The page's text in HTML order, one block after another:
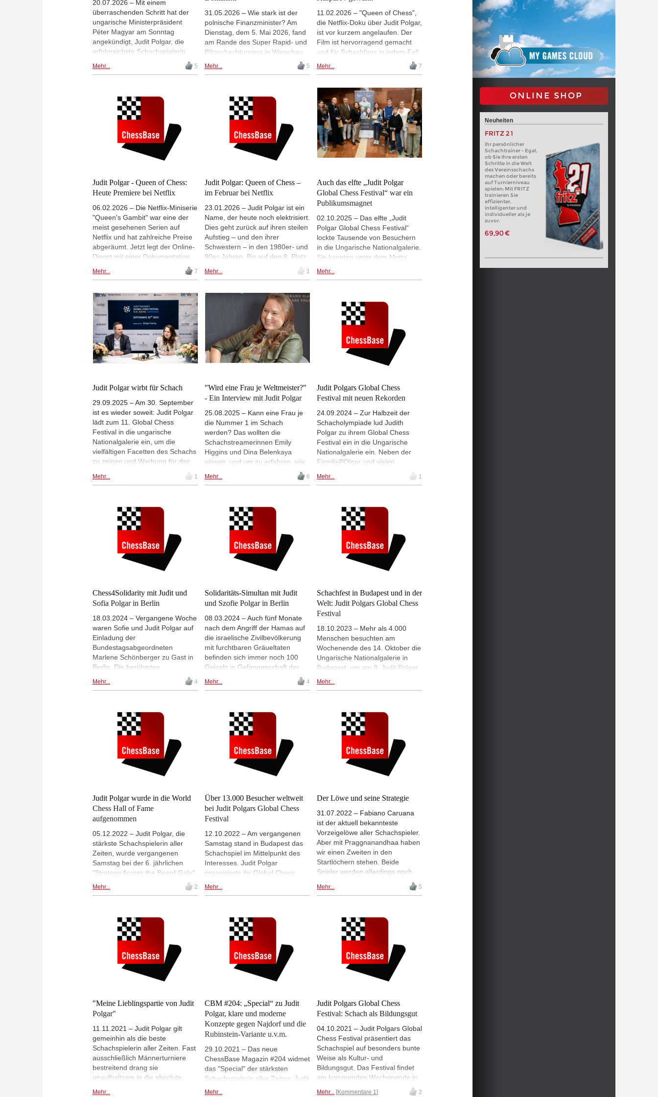
20.07.2026 – Mit einem
überraschenden Schritt hat der
ungarische Ministerpräsident
Péter Magyar am Sonntag
angekündigt, Judit Polgar, die
erfolgreichste Schachspielerin
Interimspräsidentin
einen Verfassungszusatz
unterzeichnet, der seine Amtszeit
als Staatsoberhaupt beendet. |
Foto: Judit Polgars Facebook-
Mehr... 5
31.05.2026 – Wie stark ist der
polnische Finanzminister? Am
Dienstag, dem 5. Mai 2026, fand
am Rande des Super Rapid- und
Blitzschachturniers in Warschau
statt. Der polnische Finanz- und
Judit Polgar. Sie erörterten, wie
Schach für alle zugänglich
gemacht werden kann. Im
Anschluss an das Gespräch
spielten sie eine Partie. Sehen
Sie sich die Begegnung an und
überzeugen Sie sich selbst von
ChessBase India
Mehr... 5
11.02.2026 – "Queen of Chess",
die Netflix-Doku über Judit Polgar,
ist vor kurzem angelaufen. Der
Film ist hervorragend gemacht
und für Schachfans in jedem Fall
erinnert der Film an einen
in Linares 1994 ereignet hat, in
der ersten Partie, die Polgar und
Kasparov je gegeneinander
gespielt haben. | Foto:Judit
Polgar Chess Foundation
Mehr... 7
Judit Polgar - Queen of Chess:
Heute Premiere bei Netflix
06.02.2026 – Die Netflix-Miniserie
"Queen's Gambit" war eine der
meist gesehenen Serien auf
Netflix und hat zahlreiche Preise
abgeräumt. Jetzt legt der Online-
Dienst mit einer Dokumentation
Judit Polgar war in der wirklichen
Harmon in der Serie darstellte -
eine Königin des Schachs. Heute
ist bei Netflix Premiere der
Dokumentation. | Fotos:
Screenshots Netflix
Mehr... 7
Judit Polgar: Queen of Chess –
im Februar bei Netflix
23.01.2026 – Judit Polgar ist ein
Name, der heute noch elektrisiert.
Dies geht zurück auf ihren steilen
Aufstieg – und den ihrer
Schwestern – in den 1980er- und
90er-Jahren. Bis auf den 8. Platz
der Weltrangliste – wohlgemerkt
der offenen Rangliste, nicht der
schlug sogar Garry Kasparov.
Zweifellos bietet diese Karriere
genug Stoff für eine TV-Serie. Die
Planer von Netflix dachten
genauso und so steht im Februar
„Queen of Chess“ im
Streamingportal. Nicht nur
Schachfans dürften da neugierig
Mehr... 1
Auch das elfte „Judit Polgar
Global Chess Festival“ war ein
Publikumsmagnet
02.10.2025 – Das elfte „Judit
Polgar Global Chess Festival“
lockte Tausende von Besuchern
in die Ungarische Nationalgalerie.
Sie konnten unter dem Motto
einen Tag voller Kreativität,
zählten die Premiere von
RubikChess, ein Live-Match
zwischen Mensch und Roboter,
sowie Judit Polgars weltweites
Community Simul. Mit
Veranstaltungen, die von
Jugendturnieren und Workshops
reichten, präsentierte das Festival
Brücke zwischen Generationen
und Nationen.
Mehr...
Judit Polgar wirbt für Schach
29.09.2025 – Am 30. September
ist es wieder soweit: Judit Polgar
lädt zum 11. Global Chess
Festival in die ungarische
Nationalgalerie ein, um die
vielfältigen Facetten des Schachs
zu zeigen und Werbung für das
des diesjährigen Festivals ist
zusammenbringt. Außerdem
bietet das Festival wie jedes Jahr
Turniere,
Simultanveranstaltungen und
zahlreiche andere
Schachveranstaltungen.
Mehr... 1
"Wird eine Frau je Weltmeister?"
- Ein Interview mit Judit Polgar
25.08.2025 – Kann eine Frau je
die Nummer 1 im Schach
werden? Das wollten die
Schachstreamerinnen Emily
Higgins und Dina Belenkaya
wissen, und um zu erfahren, wie
das gehen könnte, haben sie die
Frau gefragt, die so nahe am
als bislang einzige Frau unter die
Top Ten der Welt geschafft und
war von 1989 bis zu ihrem
Rückzug vom Turnierschach
2014 die unangefochtene
Nummer 1 im Frauenschach. Im
Interview mit Higgins und
anderem über ihre Karriere,
Diskriminierung im Schach,
Training, Geschwisterrivalität und
ihre Rolle als Mutter. | Foto:
Screenshot aus dem Video
Mehr... 6
Judit Polgars Global Chess
Festival mit neuen Rekorden
24.09.2024 – Zur Halbzeit der
Schacholympiade lud Judith
Polgar zu ihrem Global Chess
Festival ein in die Ungarische
Nationalgalerie ein. Neben der
FamiliePOlgar und vielen
Persönlichkeiten des Schachs
Würfels war Schirmherr des
Festivals.
Mehr... 1
Chess4Solidarity mit Judit und
Sofia Polgar in Berlin
18.03.2024 – Vergangene Woche
waren Sofie und Judit Polgar auf
Einladung der
Bundestagsabgeordneten
Marlene Schönberger zu Gast in
Berlin. Die berühmten
Reichstagsgebäude eine
die von der Terrororganisation
HAMAS verschleppten 130
israelischen Geiseln. | Foto:
v.r.n.l.: Lior Aizenberg, Sofia
Polgár, Judit Polgár, Paul Meyer-
Dunker | Fotos: Frank Hoppe,
Berliner Schachverband
Mehr... 4
Solidaritäts-Simultan mit Judit
und Szofie Polgar in Berlin
08.03.2024 – Auch fünf Monate
nach dem Angriff der Hamas auf
die israelische Zivilbevölkerung
mit furchtbaren Gräueltaten
befinden sich immer noch 100
Geiseln in Gefangenschaft der
Hamas. Auf Einladung von MdB
Marlene Schönberger geben
Deutschen Reichstag. Alle
Schachfreunde sind eingeladen
als Zuschauer oder Spieler
teilzunehmen.
Mehr... 4
Schachfest in Budapest und in der
Welt: Judit Polgars Global Chess
Festival
18.10.2023 – Mehr als 4.000
Menschen besuchten am
Wochenende des 14. Oktober die
Ungarische Nationalgalerie in
Budapest, um am 9. Judit Polgar
teilzunehmen. In diesem Jahr
nahmen 220.000 Menschen aus
der ganzen Welt an den Online-
Programmen teil. | Fotos: Global
Chess Festival
Mehr...
Judit Polgar wurde in die World
Chess Hall of Fame
aufgenommen
05.12.2022 – Judit Polgar, die
stärkste Schachspielerin aller
Zeiten, wurde vergangenen
Samstag bei der 6. jährlichen
"Strategy Across the Board Gala",
vom Saint Louis Chess Club und
der World Chess Hall of Fame
aufgenommen. | Foto: Bill Hook /
Jana Maskova (CSR) vs. Judit
Polgar (Ungarn) bei der
Schacholympiade 1988 in
Thessaloniki, Griechenland
Mehr... 2
Über 13.000 Besucher weltweit
bei Judit Polgars Global Chess
Festival
12.10.2022 – Am vergangenen
Samstag stand in Budapest das
Schachspiel im Mittelpunkt des
Interesses. Judit Polgar
organisierte ihr Global Chess
besuchten die Veranstaltungen in
Mehr...
Der Löwe und seine Strategie
31.07.2022 – Fabiano Caruana
ist der aktuell bekannteste
Vorzeigelöwe aller Schachspieler.
Aber mit Praggna­nandhaa haben
wir einen Zweiten in den
Startlöchern stehen. Beide
Spieler werden allerdings noch
von zwei prominenteren Löwen in
den Schatten gestellt: Judit
und der Weltmeister haben
Schachgeschichte geschrieben.
Doch selbst Polgar und Botvinnik
kommen nicht gegen einen der
berühmtesten Löwen der Welt an
Prominenz ran, der auch mal
gerne zum Schachspiel griff -
Pixabay
Mehr... 5
"Meine Lieblingspartie von Judit
Polgar"
11.11.2021 – Judit Polgar gilt
gemeinhin als die beste
Schachspielerin aller Zeiten. Fast
ausschließlich Männerturniere
bestreitend drang sie
unaufhaltsam in die absolute
Mehr...
CBM #204: „Special“ zu Judit
Polgar, klare und moderne
Konzepte gegen Najdorf und die
Rubinstein-Variante u.v.m.
29.10.2021 – Das neue
ChessBase Magazin #204 widmet
das "Special" der stärksten
Schachspielerin aller Zeiten: Judit
Polgar! Die CBM-Autoren
Mehr...
Judit Polgars Global Chess
Festival: Schach als Bildungsgut
04.10.2021 – Judit Polgars Global
Chess Festival präsentiert das
Schachspiel auf besonders bunte
Weise als Kultur- und
Bildungsgut. Das Festival findet
am kommenden Wochenende in
der Ungarischen Nationalgalerie,
Mehr... Kommentare 1 2
ONLINE SHOP
Neuheiten
FRITZ 21
Ihr persönlicher
Schachtrainer - Egal,
ob Sie Ihre ersten
Schritte in die Welt
des Vereinsschachs
machen oder bereits
auf Turnierniveau
spielen: Mit FRITZ
trainieren Sie
effizienter,
intelligenter und
individueller als je
zuvor.
69,90 €